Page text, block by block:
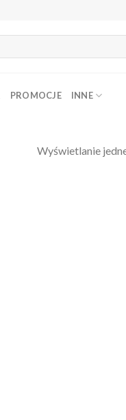
PROMOCJE INNE
Wyświetlanie